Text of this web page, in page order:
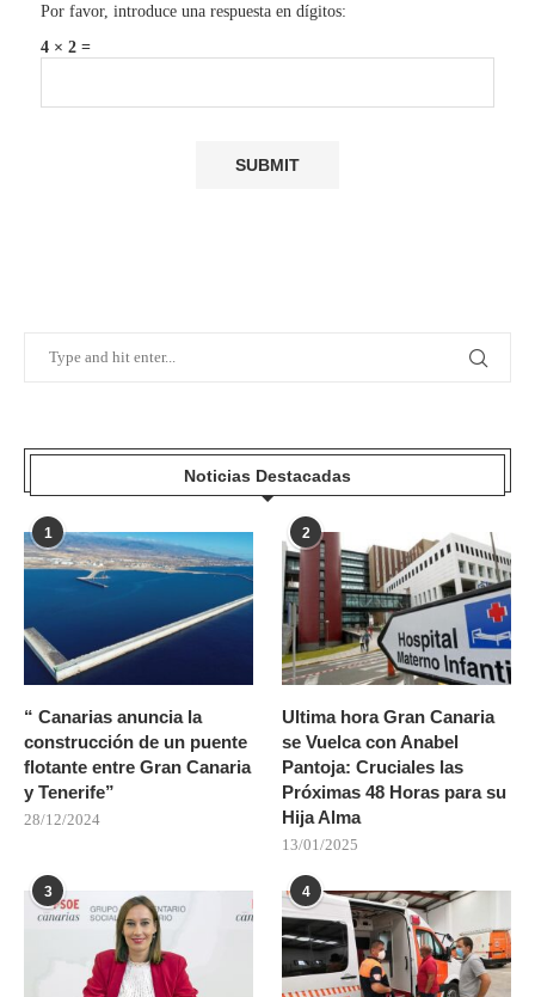
Por favor, introduce una respuesta en dígitos:
4 × 2 =
Noticias Destacadas
1
“ Canarias anuncia la
construcción de un puente
flotante entre Gran Canaria
y Tenerife”
28/12/2024
2
Ultima hora Gran Canaria
se Vuelca con Anabel
Pantoja: Cruciales las
Próximas 48 Horas para su
Hija Alma
13/01/2025
3 4